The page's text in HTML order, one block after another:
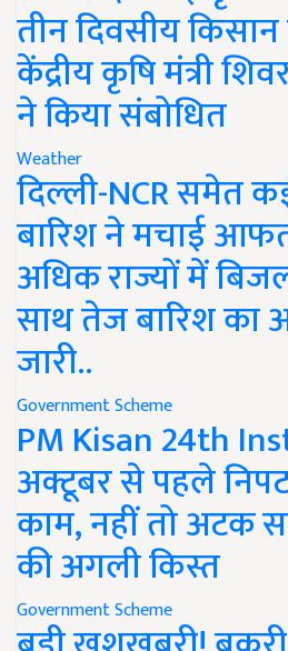
तीन दिवसीय किसान
केंद्रीय कृषि मंत्री
ने किया संबोधित
Weather
दिल्ली-NCR समेत
बारिश ने मचाई
अधिक राज्यों में
साथ तेज बारिश का
जारी..
Government Scheme
PM Kisan 24th
अक्टूबर से पहले
काम, नहीं तो अटक
की अगली किस्त
Government Scheme